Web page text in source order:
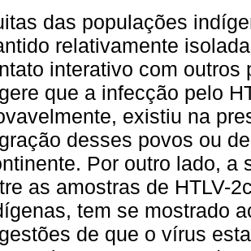
das populações
relativamente
interativo com
que a infecção pelo
existiu na
desses povos ou
Por outro lado, a
as amostras de HTLV-
tem se mostrado
de que o vírus